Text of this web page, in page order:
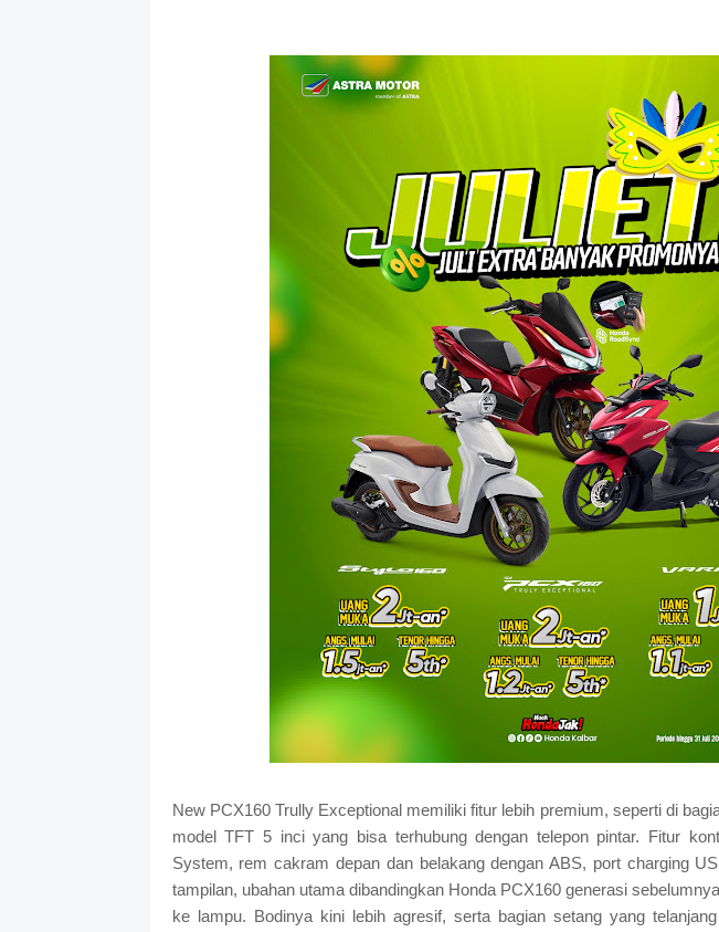
New PCX160 Trully Exceptional memiliki fitur lebih premium, seperti di
model TFT 5 inci yang bisa terhubung dengan telepon pintar. Fitur
System, rem cakram depan dan belakang dengan ABS, port charging
tampilan, ubahan utama dibandingkan Honda PCX160 generasi
ke lampu. Bodinya kini lebih agresif, serta bagian setang yang